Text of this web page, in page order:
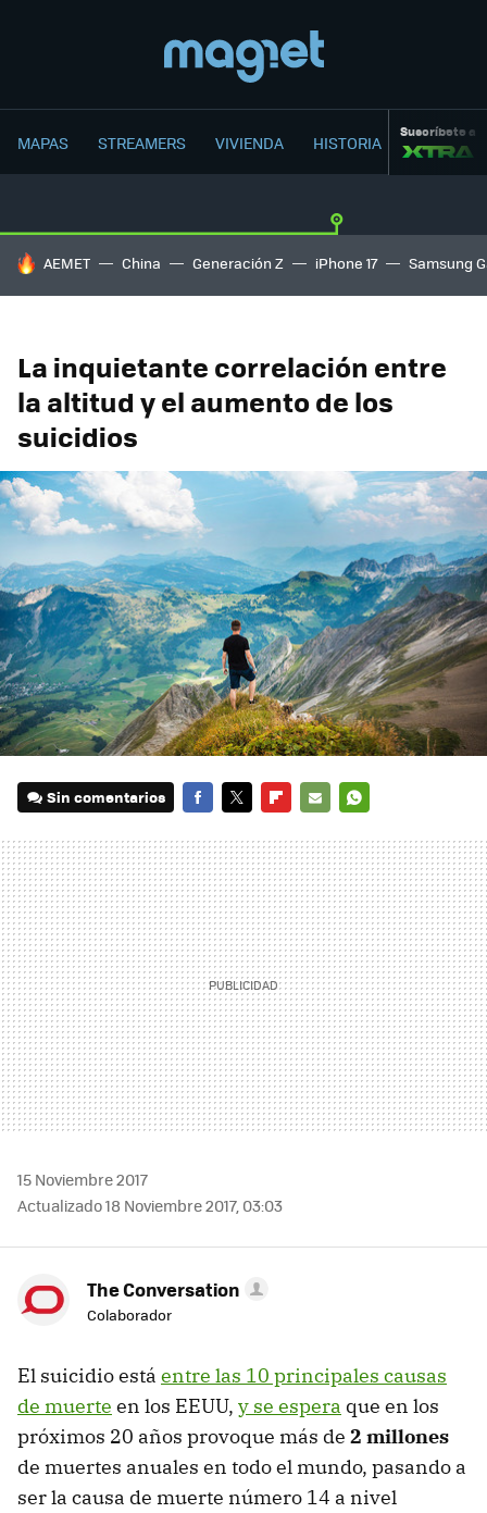
MAPAS STREAMERS VIVIENDA HISTORIA Suscríbete a
HOY SE HABLA DE
AEMET China Generación Z iPhone 17 Samsung
La inquietante correlación entre
la altitud y el aumento de los
suicidios
Sin comentarios
MAIL
15 Noviembre 2017
Actualizado 18 Noviembre 2017, 03:03
The Conversation
Colaborador
El suicidio está entre las 10 principales causas
de muerte en los EEUU, y se espera que en los
próximos 20 años provoque más de 2 millones
de muertes anuales en todo el mundo, pasando a
ser la causa de muerte número 14 a nivel